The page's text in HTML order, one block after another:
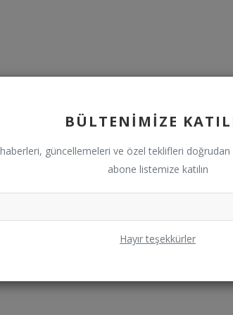
BÜLTENIMIZE
güncellemeleri ve özel teklifleri
abone listemize katılın
Hayır teşekkürler